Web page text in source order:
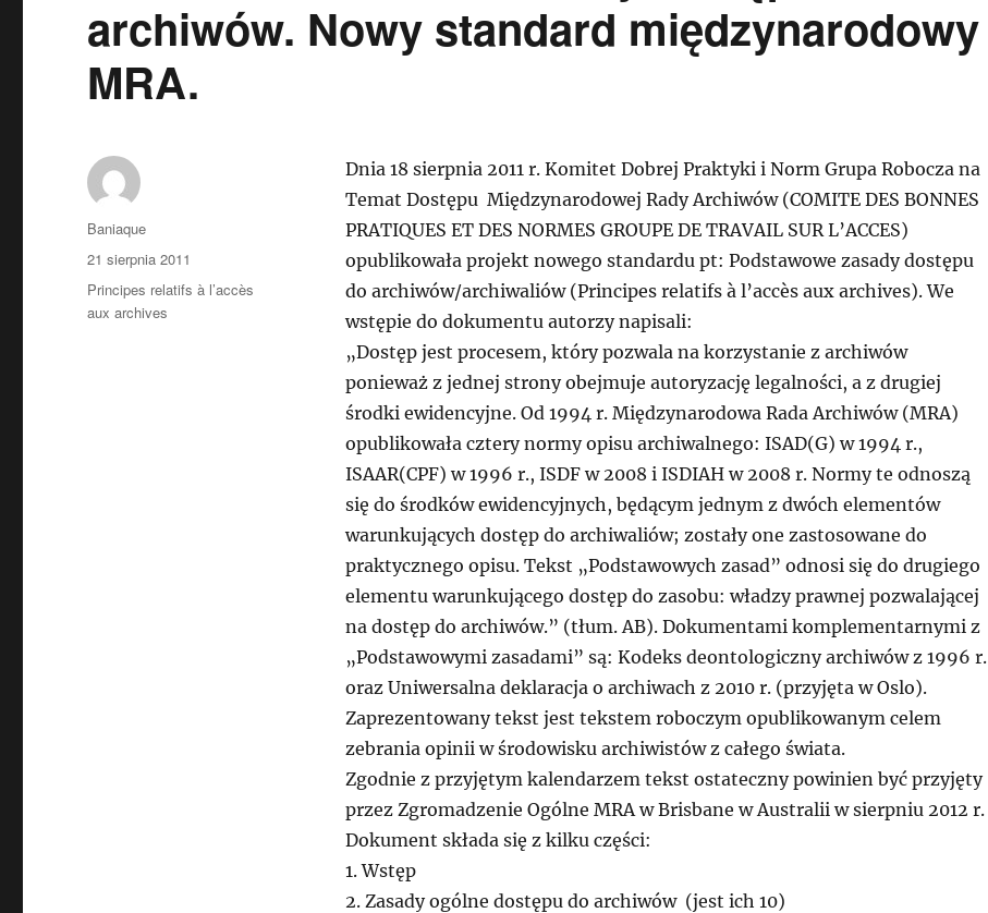
archiwów. Nowy standard międzynarodowy
MRA.
Dnia 18 sierpnia 2011 r. Komitet Dobrej Praktyki i Norm Grupa Robocza na
Temat Dostępu Międzynarodowej Rady Archiwów (COMITE DES BONNES
PRATIQUES ET DES NORMES GROUPE DE TRAVAIL SUR L’ACCES)
opublikowała projekt nowego standardu pt: Podstawowe zasady dostępu
do archiwów/archiwaliów (Principes relatifs à l’accès aux archives). We
wstępie do dokumentu autorzy napisali:
„Dostęp jest procesem, który pozwala na korzystanie z archiwów
ponieważ z jednej strony obejmuje autoryzację legalności, a z drugiej
środki ewidencyjne. Od 1994 r. Międzynarodowa Rada Archiwów (MRA)
opublikowała cztery normy opisu archiwalnego: ISAD(G) w 1994 r.,
ISAAR(CPF) w 1996 r., ISDF w 2008 i ISDIAH w 2008 r. Normy te odnoszą
się do środków ewidencyjnych, będącym jednym z dwóch elementów
warunkujących dostęp do archiwaliów; zostały one zastosowane do
praktycznego opisu. Tekst „Podstawowych zasad” odnosi się do drugiego
elementu warunkującego dostęp do zasobu: władzy prawnej pozwalającej
na dostęp do archiwów.” (tłum. AB). Dokumentami komplementarnymi z
„Podstawowymi zasadami” są: Kodeks deontologiczny archiwów z 1996 r.
oraz Uniwersalna deklaracja o archiwach z 2010 r. (przyjęta w Oslo).
Zaprezentowany tekst jest tekstem roboczym opublikowanym celem
zebrania opinii w środowisku archiwistów z całego świata.
Zgodnie z przyjętym kalendarzem tekst ostateczny powinien być przyjęty
przez Zgromadzenie Ogólne MRA w Brisbane w Australii w sierpniu 2012 r.
Dokument składa się z kilku części:
1. Wstęp
2. Zasady ogólne dostępu do archiwów (jest ich 10)
Autor
Baniaque
Data
publikacji
21 sierpnia 2011
Kategorie
Principes relatifs à l’accès
aux archives